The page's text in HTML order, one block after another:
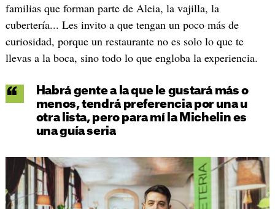
familias que forman parte de Aleia, la vajilla, la
cubertería... Les invito a que tengan un poco más de
curiosidad, porque un restaurante no es solo lo que te
llevas a la boca, sino todo lo que engloba la experiencia.
Habrá gente a la que le gustará más o
menos, tendrá preferencia por una u
otra lista, pero para mí la Michelin es
una guía seria